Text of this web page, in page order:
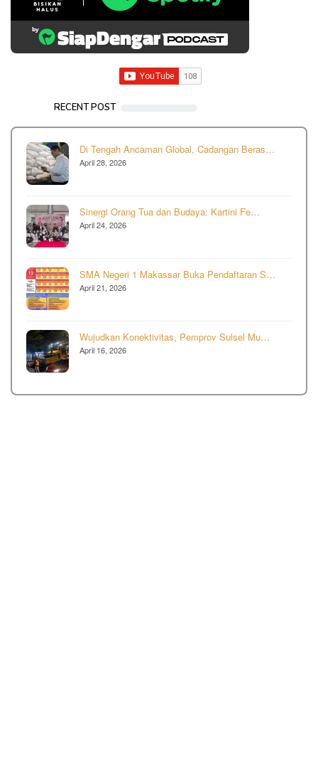
RECENT POST
Di Tengah Ancaman Global, Cadangan Beras…
April 28, 2026
Sinergi Orang Tua dan Budaya: Kartini Fe…
April 24, 2026
SMA Negeri 1 Makassar Buka Pendaftaran S…
April 21, 2026
Wujudkan Konektivitas, Pemprov Sulsel Mu…
April 16, 2026